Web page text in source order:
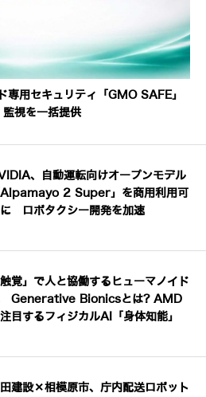
用セキュリティ「GMO SAFE」
視を一括提供
、自動運転向けオープンモデル
Alpamayo 2 Super」を商用利用可
ロボタクシー開発を加速
触覚」で人と協働するヒューマノイド
Generative Bionicsとは? AMD
目するフィジカルAI「身体知能」
建設×相模原市、庁内配送ロボット